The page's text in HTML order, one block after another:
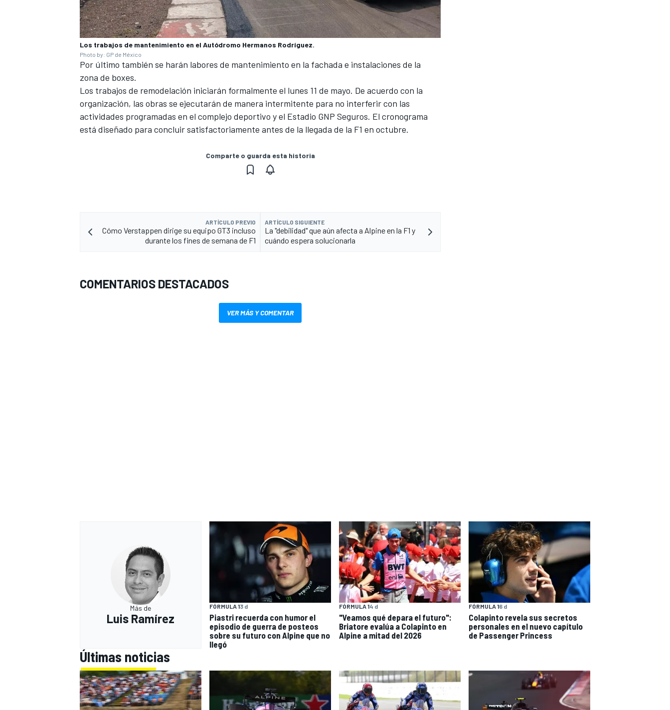
Los trabajos de mantenimiento en el Autódromo Hermanos Rodríguez.
Photo by: GP de México
Por último también se harán labores de mantenimiento en la fachada e instalaciones de la
zona de boxes.
Los trabajos de remodelación iniciarán formalmente el lunes 11 de mayo. De acuerdo con la
organización, las obras se ejecutarán de manera intermitente para no interferir con las
actividades programadas en el complejo deportivo y el Estadio GNP Seguros. El cronograma
está diseñado para concluir satisfactoriamente antes de la llegada de la F1 en octubre.
Comparte o guarda esta historia
ARTÍCULO PREVIO
Cómo Verstappen dirige su equipo GT3 incluso
durante los fines de semana de F1
ARTÍCULO SIGUIENTE
La "debilidad" que aún afecta a Alpine en la F1 y
cuándo espera solucionarla
COMENTARIOS DESTACADOS
VER MÁS Y COMENTAR
Más de
Luis Ramírez
FÓRMULA 13 d
Piastri recuerda con humor el
episodio de guerra de posteos
sobre su futuro con Alpine que no
llegó
FÓRMULA 14 d
"Veamos qué depara el futuro":
Briatore evalúa a Colapinto en
Alpine a mitad del 2026
FÓRMULA 16 d
Colapinto revela sus secretos
personales en el nuevo capítulo
de Passenger Princess
Últimas noticias